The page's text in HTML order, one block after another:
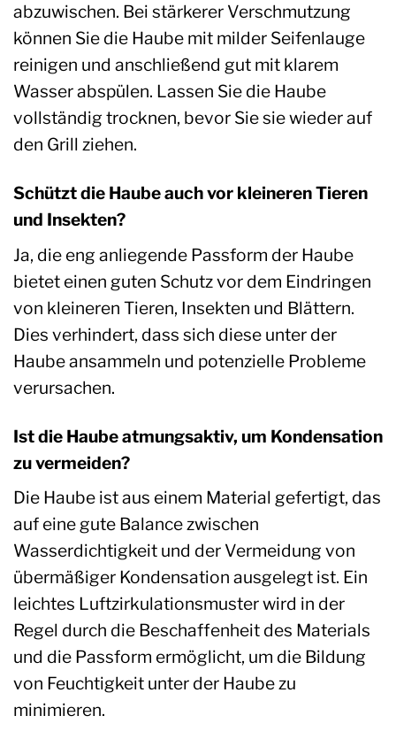
abzuwischen. Bei stärkerer Verschmutzung
können Sie die Haube mit milder Seifenlauge
reinigen und anschließend gut mit klarem
Wasser abspülen. Lassen Sie die Haube
vollständig trocknen, bevor Sie sie wieder auf
den Grill ziehen.
Schützt die Haube auch vor kleineren Tieren
und Insekten?
Ja, die eng anliegende Passform der Haube
bietet einen guten Schutz vor dem Eindringen
von kleineren Tieren, Insekten und Blättern.
Dies verhindert, dass sich diese unter der
Haube ansammeln und potenzielle Probleme
verursachen.
Ist die Haube atmungsaktiv, um Kondensation
zu vermeiden?
Die Haube ist aus einem Material gefertigt, das
auf eine gute Balance zwischen
Wasserdichtigkeit und der Vermeidung von
übermäßiger Kondensation ausgelegt ist. Ein
leichtes Luftzirkulationsmuster wird in der
Regel durch die Beschaffenheit des Materials
und die Passform ermöglicht, um die Bildung
von Feuchtigkeit unter der Haube zu
minimieren.